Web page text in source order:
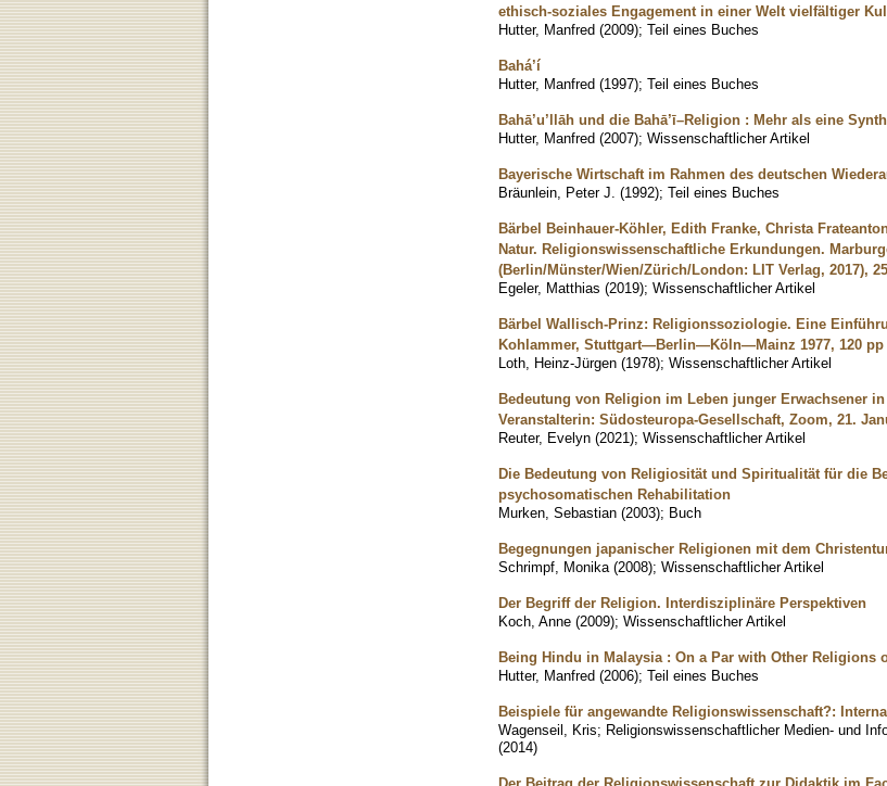
ethisch-soziales Engagement in einer Welt vielfältiger
Hutter, Manfred (2009); Teil eines Buches
Bahá’í
Hutter, Manfred (1997); Teil eines Buches
Bahā’u’llāh und die Bahā’ī–Religion : Mehr als eine
Hutter, Manfred (2007); Wissenschaftlicher Artikel
Bayerische Wirtschaft im Rahmen des deutschen
Bräunlein, Peter J. (1992); Teil eines Buches
Bärbel Beinhauer-Köhler, Edith Franke, Christa
Natur. Religionswissenschaftliche Erkundungen.
(Berlin/Münster/Wien/Zürich/London: LIT Verlag, 2017),
Egeler, Matthias (2019); Wissenschaftlicher Artikel
Bärbel Wallisch-Prinz: Religionssoziologie. Eine
Kohlammer, Stuttgart—Berlin—Köln—Mainz 1977, 120 pp
Loth, Heinz-Jürgen (1978); Wissenschaftlicher Artikel
Bedeutung von Religion im Leben junger Erwachsener
Veranstalterin: Südosteuropa-Gesellschaft, Zoom, 21.
Reuter, Evelyn (2021); Wissenschaftlicher Artikel
Die Bedeutung von Religiosität und Spiritualität für die
psychosomatischen Rehabilitation
Murken, Sebastian (2003); Buch
Begegnungen japanischer Religionen mit dem
Schrimpf, Monika (2008); Wissenschaftlicher Artikel
Der Begriff der Religion. Interdisziplinäre Perspektiven
Koch, Anne (2009); Wissenschaftlicher Artikel
Being Hindu in Malaysia : On a Par with Other Religions
Hutter, Manfred (2006); Teil eines Buches
Beispiele für angewandte Religionswissenschaft?:
Wagenseil, Kris; Religionswissenschaftlicher Medien- und
(2014)